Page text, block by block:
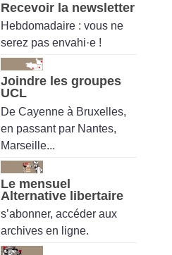
Recevoir la newsletter
Hebdomadaire : vous ne
serez pas envahi·e !
Joindre les groupes
UCL
De Cayenne à Bruxelles,
en passant par Nantes,
Marseille...
Le mensuel
Alternative libertaire
s’abonner, accéder aux
archives en ligne.